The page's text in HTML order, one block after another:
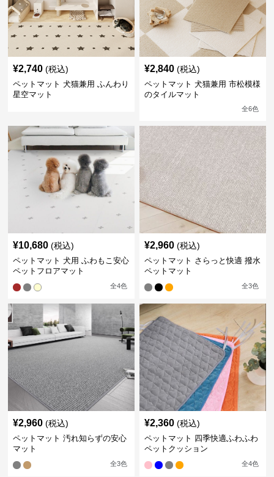
¥2,740 (税込)
ペットマット 犬猫兼用 ふんわり
星空マット
¥2,840 (税込)
ペットマット 犬猫兼用 市松模様
のタイルマット
全6色
¥10,680 (税込)
ペットマット 犬用 ふわもこ安心
ペットフロアマット
全4色
¥2,960 (税込)
ペットマット さらっと快適 撥水
ペットマット
全3色
¥2,960 (税込)
ペットマット 汚れ知らずの安心
マット
全3色
¥2,360 (税込)
ペットマット 四季快適ふわふわ
ペットクッション
全4色